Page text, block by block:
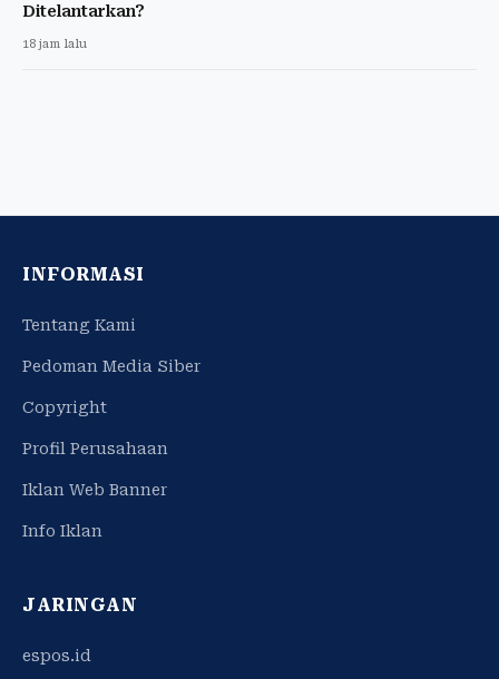
Ditelantarkan?
18 jam lalu
INFORMASI
Tentang Kami
Pedoman Media Siber
Copyright
Profil Perusahaan
Iklan Web Banner
Info Iklan
JARINGAN
espos.id